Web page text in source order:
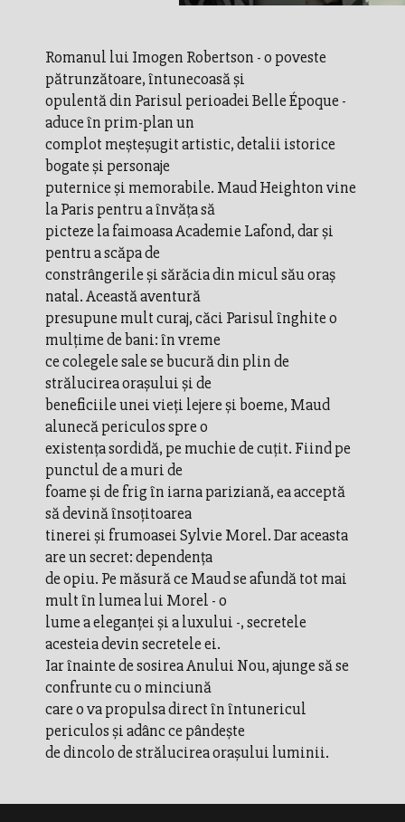
Romanul lui Imogen Robertson - o poveste
pătrunzătoare, întunecoasă şi
opulentă din Parisul perioadei Belle Époque -
aduce în prim-plan un
complot meşteşugit artistic, detalii istorice
bogate şi personaje
puternice şi memorabile. Maud Heighton vine
la Paris pentru a învăţa să
picteze la faimoasa Academie Lafond, dar şi
pentru a scăpa de
constrângerile şi sărăcia din micul său oraş
natal. Această aventură
presupune mult curaj, căci Parisul înghite o
mulţime de bani: în vreme
ce colegele sale se bucură din plin de
strălucirea oraşului şi de
beneficiile unei vieţi lejere şi boeme, Maud
alunecă periculos spre o
existenţa sordidă, pe muchie de cuţit. Fiind pe
punctul de a muri de
foame şi de frig în iarna pariziană, ea acceptă
să devină însoţitoarea
tinerei şi frumoasei Sylvie Morel. Dar aceasta
are un secret: dependenţa
de opiu. Pe măsură ce Maud se afundă tot mai
mult în lumea lui Morel - o
lume a eleganţei şi a luxului -, secretele
acesteia devin secretele ei.
Iar înainte de sosirea Anului Nou, ajunge să se
confrunte cu o minciună
care o va propulsa direct în întunericul
periculos şi adânc ce pândeşte
de dincolo de strălucirea oraşului luminii.